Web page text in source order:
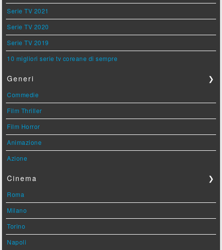
Serie TV 2021
Serie TV 2020
Serie TV 2019
10 migliori serie tv coreane di sempre
Generi ❯
Commedie
Film Thriller
Film Horror
Animazione
Azione
Cinema ❯
Roma
Milano
Torino
Napoli